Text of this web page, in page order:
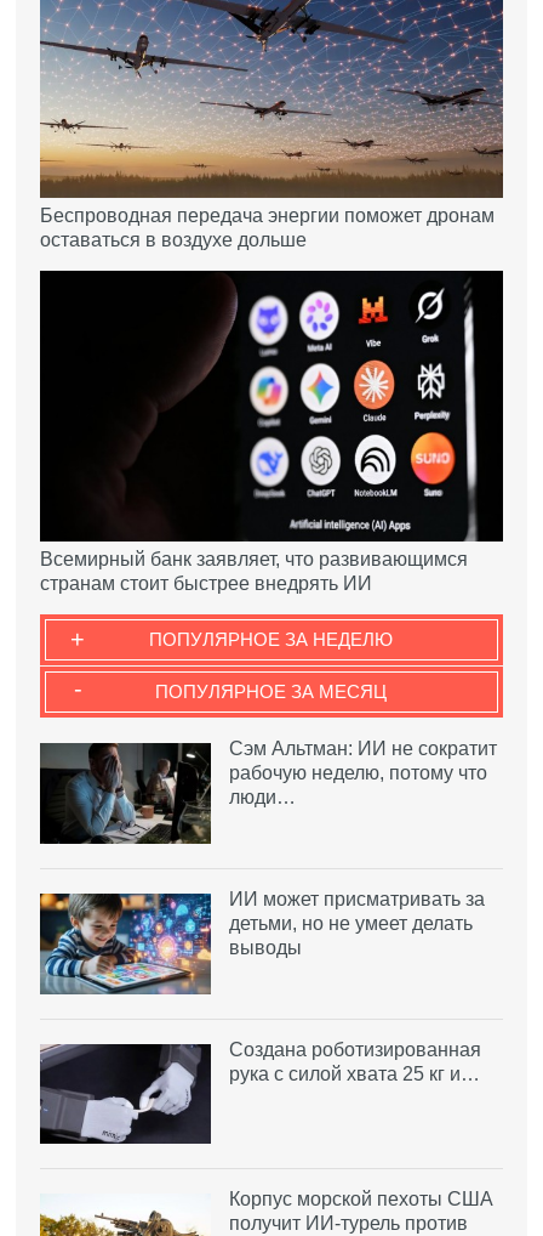
Беспроводная передача энергии поможет дронам
оставаться в воздухе дольше
Всемирный банк заявляет, что развивающимся
странам стоит быстрее внедрять ИИ
ПОПУЛЯРНОЕ ЗА НЕДЕЛЮ
+
ПОПУЛЯРНОЕ ЗА МЕСЯЦ
-
Сэм Альтман: ИИ не сократит
рабочую неделю, потому что
люди…
ИИ может присматривать за
детьми, но не умеет делать
выводы
Создана роботизированная
рука с силой хвата 25 кг и…
Корпус морской пехоты США
получит ИИ-турель против